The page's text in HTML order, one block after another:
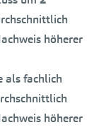
höherer
als fachlich
höherer